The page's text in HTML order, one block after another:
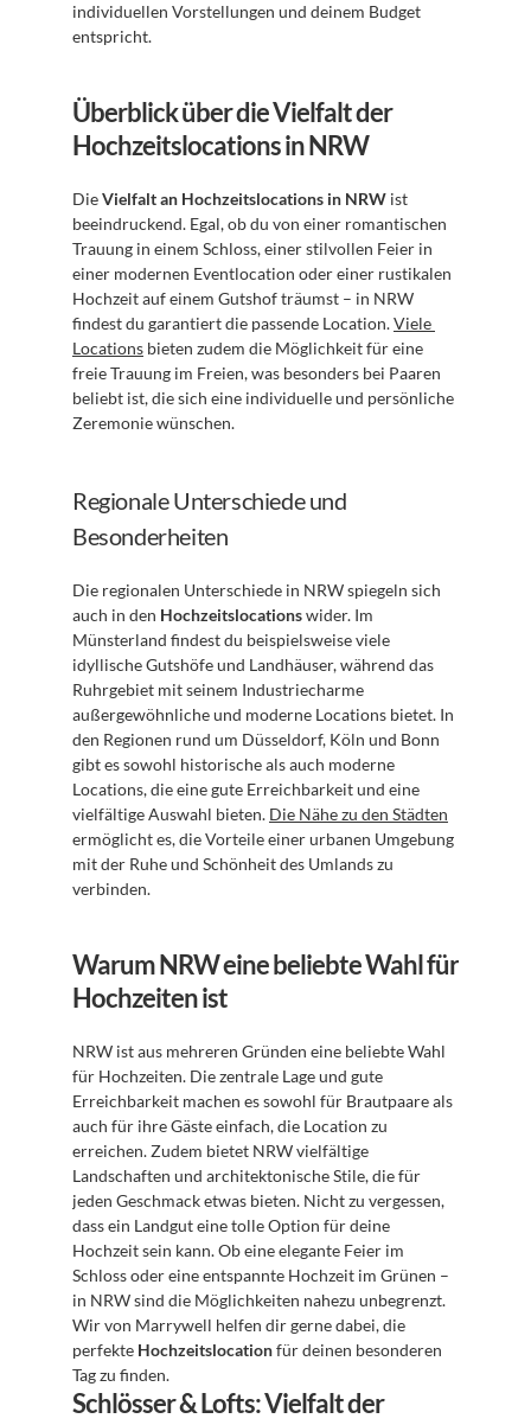
individuellen Vorstellungen und deinem Budget
entspricht.
Überblick über die Vielfalt der
Hochzeitslocations in NRW
Die Vielfalt an Hochzeitslocations in NRW ist
beeindruckend. Egal, ob du von einer romantischen
Trauung in einem Schloss, einer stilvollen Feier in
einer modernen Eventlocation oder einer rustikalen
Hochzeit auf einem Gutshof träumst – in NRW
findest du garantiert die passende Location. Viele
Locations bieten zudem die Möglichkeit für eine
freie Trauung im Freien, was besonders bei Paaren
beliebt ist, die sich eine individuelle und persönliche
Zeremonie wünschen.
Regionale Unterschiede und
Besonderheiten
Die regionalen Unterschiede in NRW spiegeln sich
auch in den Hochzeitslocations wider. Im
Münsterland findest du beispielsweise viele
idyllische Gutshöfe und Landhäuser, während das
Ruhrgebiet mit seinem Industriecharme
außergewöhnliche und moderne Locations bietet. In
den Regionen rund um Düsseldorf, Köln und Bonn
gibt es sowohl historische als auch moderne
Locations, die eine gute Erreichbarkeit und eine
vielfältige Auswahl bieten. Die Nähe zu den Städten
ermöglicht es, die Vorteile einer urbanen Umgebung
mit der Ruhe und Schönheit des Umlands zu
verbinden.
Warum NRW eine beliebte Wahl für
Hochzeiten ist
NRW ist aus mehreren Gründen eine beliebte Wahl
für Hochzeiten. Die zentrale Lage und gute
Erreichbarkeit machen es sowohl für Brautpaare als
auch für ihre Gäste einfach, die Location zu
erreichen. Zudem bietet NRW vielfältige
Landschaften und architektonische Stile, die für
jeden Geschmack etwas bieten. Nicht zu vergessen,
dass ein Landgut eine tolle Option für deine
Hochzeit sein kann. Ob eine elegante Feier im
Schloss oder eine entspannte Hochzeit im Grünen –
in NRW sind die Möglichkeiten nahezu unbegrenzt.
Wir von Marrywell helfen dir gerne dabei, die
perfekte Hochzeitslocation für deinen besonderen
Tag zu finden.
Schlösser & Lofts: Vielfalt der